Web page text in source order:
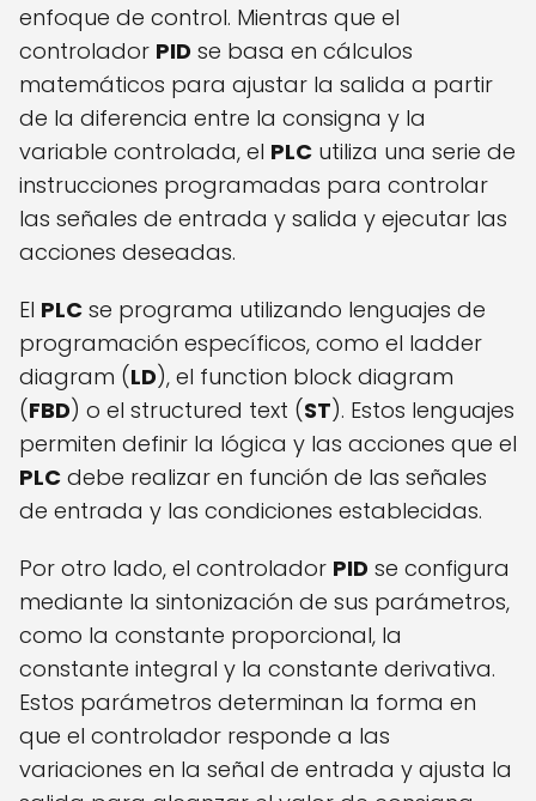
enfoque de control. Mientras que el
controlador PID se basa en cálculos
matemáticos para ajustar la salida a partir
de la diferencia entre la consigna y la
variable controlada, el PLC utiliza una serie de
instrucciones programadas para controlar
las señales de entrada y salida y ejecutar las
acciones deseadas.
El PLC se programa utilizando lenguajes de
programación específicos, como el ladder
diagram (LD), el function block diagram
(FBD) o el structured text (ST). Estos lenguajes
permiten definir la lógica y las acciones que el
PLC debe realizar en función de las señales
de entrada y las condiciones establecidas.
Por otro lado, el controlador PID se configura
mediante la sintonización de sus parámetros,
como la constante proporcional, la
constante integral y la constante derivativa.
Estos parámetros determinan la forma en
que el controlador responde a las
variaciones en la señal de entrada y ajusta la